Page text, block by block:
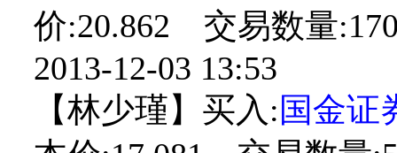
价:20.862 交易数量
2013-12-03 13:53
【林少瑾】买入:国金证